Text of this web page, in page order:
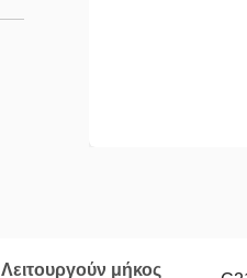
Λειτουργούν μήκος